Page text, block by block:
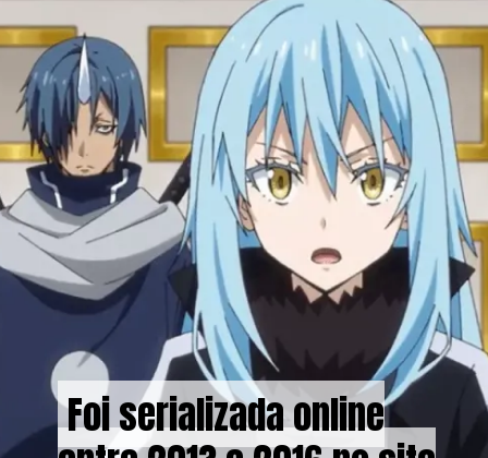
Foi serializada online
Foi serializada online